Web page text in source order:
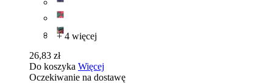
+ 4 więcej
26,83 zł
Do koszyka Więcej
Oczekiwanie na dostawę